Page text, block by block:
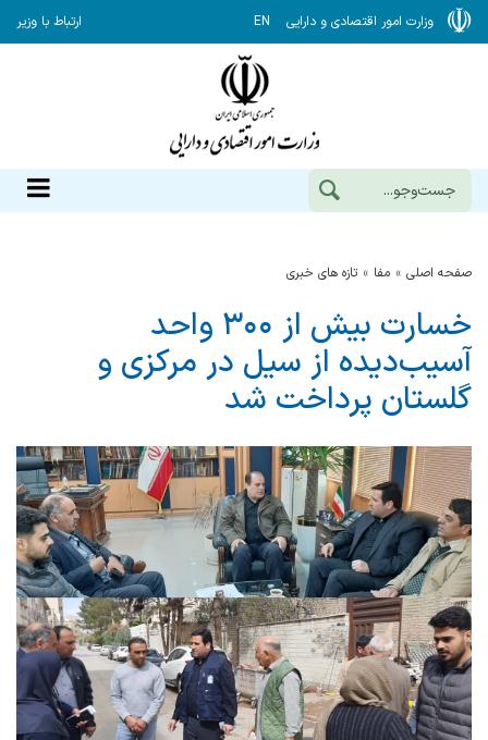
وزارت امور اقتصادی و دارایی EN ارتباط با وزیر
صفحه اصلی مفا تازه های خبری
خسارت بیش از ۳۰۰ واحد
آسیب‌دیده از سیل در مرکزی و
گلستان پرداخت شد